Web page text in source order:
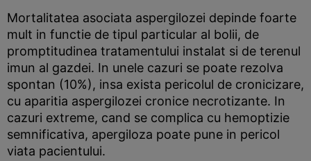
Mortalitatea asociata aspergilozei depinde foarte
mult in functie de tipul particular al bolii, de
promptitudinea tratamentului instalat si de terenul
imun al gazdei. In unele cazuri se poate rezolva
spontan (10%), insa exista pericolul de cronicizare,
cu aparitia aspergilozei cronice necrotizante. In
cazuri extreme, cand se complica cu hemoptizie
semnificativa, apergiloza poate pune in pericol
viata pacientului.